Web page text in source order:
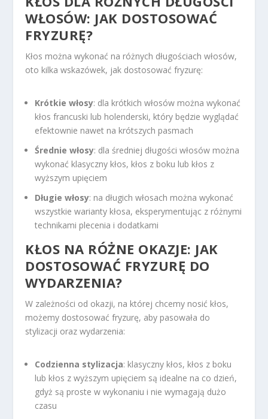
WŁOSÓW: JAK DOSTOSOWAĆ
FRYZURĘ?
Kłos można wykonać na różnych długościach włosów,
oto kilka wskazówek, jak dostosować fryzurę:
Krótkie włosy: dla krótkich włosów można wykonać
kłos francuski lub holenderski, który będzie wyglądać
efektownie nawet na krótszych pasmach
Średnie włosy: dla średniej długości włosów można
wykonać klasyczny kłos, kłos z boku lub kłos z
wyższym upięciem
Długie włosy: na długich włosach można wykonać
wszystkie warianty kłosa, eksperymentując z różnymi
technikami plecenia i dodatkami
KŁOS NA RÓŻNE OKAZJE: JAK
DOSTOSOWAĆ FRYZURĘ DO
WYDARZENIA?
W zależności od okazji, na której chcemy nosić kłos,
możemy dostosować fryzurę, aby pasowała do
stylizacji oraz wydarzenia:
Codzienna stylizacja: klasyczny kłos, kłos z boku
lub kłos z wyższym upięciem są idealne na co dzień,
gdyż są proste w wykonaniu i nie wymagają dużo
czasu